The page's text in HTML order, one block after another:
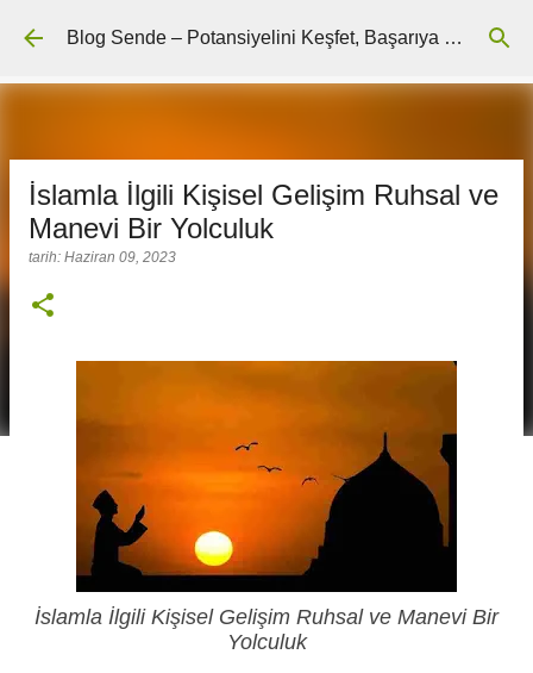
Ana içeriğe atla Blog Sende – Potansiyelini Keşfet, Başarıya Ulaş
İslamla İlgili Kişisel Gelişim Ruhsal ve
Manevi Bir Yolculuk
tarih: Haziran 09, 2023
İslamla İlgili Kişisel Gelişim Ruhsal ve Manevi Bir
Yolculuk